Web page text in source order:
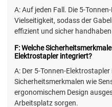
A: Auf jeden Fall. Die 5-
Vielseitigkeit, sodass der
effizient und sicher
F: Welche
Elektrostapler integriert?
A: Der 5-Tonnen-
Sicherheitsmerkmalen wie
ergonomischem Design
Arbeitsplatz sorgen.